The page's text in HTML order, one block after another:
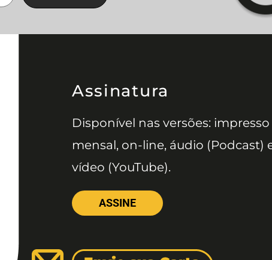
Assinatura
Disponível nas versões: impresso
mensal, on-line, áudio (Podcast)
vídeo (YouTube).
ASSINE